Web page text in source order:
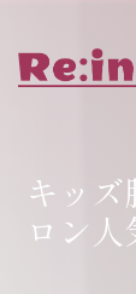
キッ
ロン